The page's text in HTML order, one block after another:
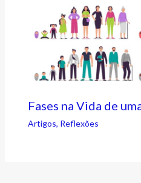
Fases na Vida de
Artigos, Reflexões